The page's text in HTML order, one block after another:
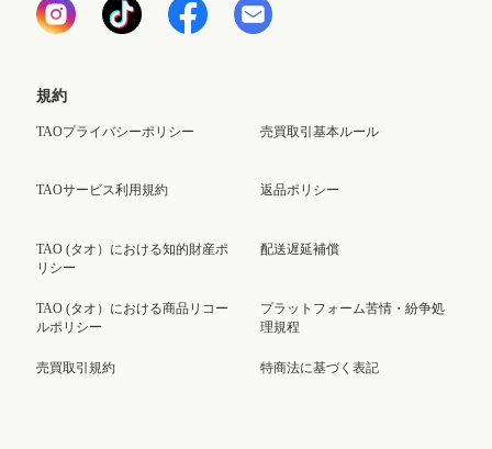
規約
TAOプライバシーポリシー
TAOサービス利用規約
TAO (タオ）における知的財産ポ
リシー
TAO (タオ）における商品リコー
ルポリシー
売買取引規約
売買取引基本ルール
返品ポリシー
配送遅延補償
プラットフォーム苦情・紛争処
理規程
特商法に基づく表記